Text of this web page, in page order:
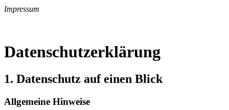
Impressum
Datenschutzerklärung
1. Datenschutz auf einen Blick
Allgemeine Hinweise